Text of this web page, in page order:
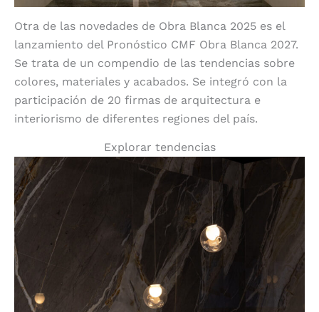
Otra de las novedades de Obra Blanca 2025 es el
lanzamiento del Pronóstico CMF Obra Blanca 2027.
Se trata de un compendio de las tendencias sobre
colores, materiales y acabados. Se integró con la
participación de 20 firmas de arquitectura e
interiorismo de diferentes regiones del país.
Explorar tendencias